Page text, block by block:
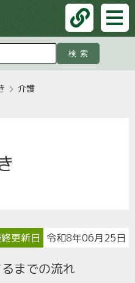
検索
介護
更新日 令和8年06月25日
までの流れ